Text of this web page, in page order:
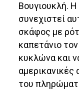
Βουγιουκλή.
συνεχιστεί
σκάφος με
καπετάνιο
κυκλώνα και
του